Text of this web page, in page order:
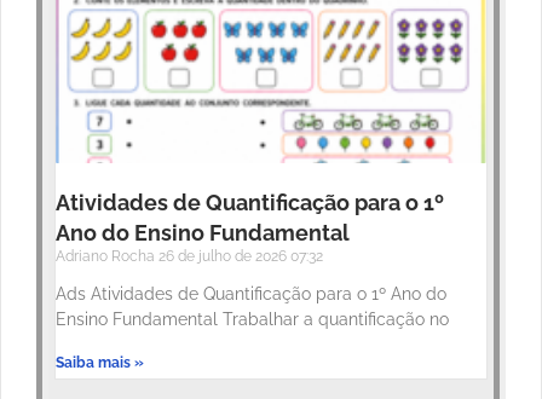
Atividades de Quantificação para o 1º
Ano do Ensino Fundamental
Adriano Rocha 26 de julho de 2026 07:32
Ads Atividades de Quantificação para o 1º Ano do
Ensino Fundamental Trabalhar a quantificação no
Saiba mais »